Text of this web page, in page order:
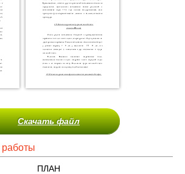
Скачать файл
работы
ПЛАН